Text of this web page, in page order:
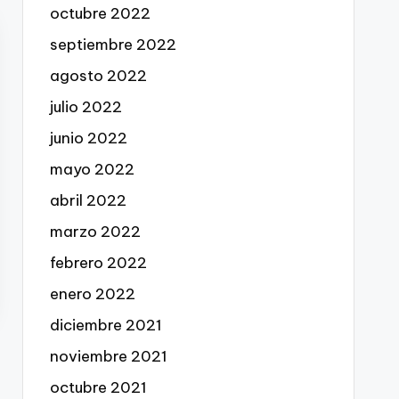
octubre 2022
septiembre 2022
agosto 2022
julio 2022
junio 2022
mayo 2022
abril 2022
marzo 2022
febrero 2022
enero 2022
diciembre 2021
noviembre 2021
octubre 2021